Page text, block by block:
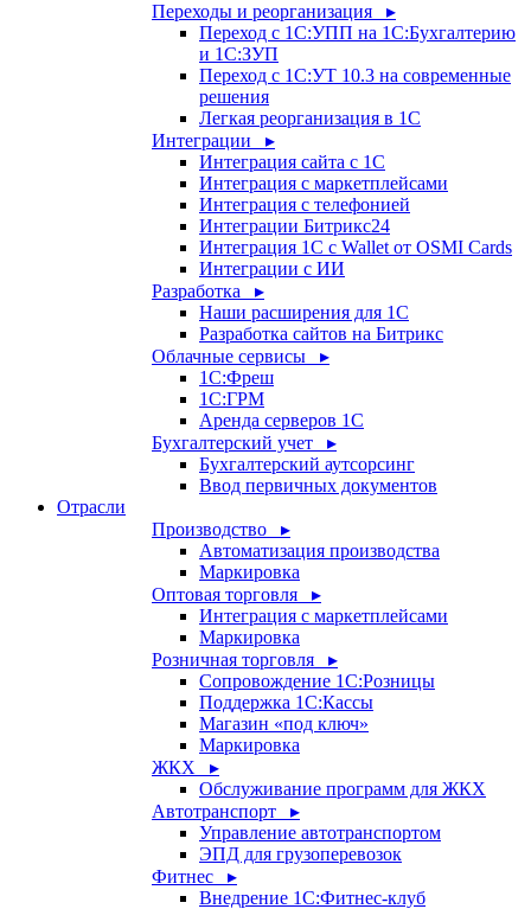
Переходы и реорганизация ▸
Переход с 1С:УПП на 1С:Бухгалтерию
и 1С:ЗУП
Переход с 1С:УТ 10.3 на современные
решения
Легкая реорганизация в 1С
Интеграции ▸
Интеграция сайта с 1С
Интеграция с маркетплейсами
Интеграция с телефонией
Интеграции Битрикс24
Интеграция 1С с Wallet от OSMI Cards
Интеграции с ИИ
Разработка ▸
Наши расширения для 1С
Разработка сайтов на Битрикс
Облачные сервисы ▸
1С:Фреш
1С:ГРМ
Аренда серверов 1С
Бухгалтерский учет ▸
Бухгалтерский аутсорсинг
Ввод первичных документов
Отрасли
Производство ▸
Автоматизация производства
Маркировка
Оптовая торговля ▸
Интеграция с маркетплейсами
Маркировка
Розничная торговля ▸
Сопровождение 1С:Розницы
Поддержка 1С:Кассы
Магазин «под ключ»
Маркировка
ЖКХ ▸
Обслуживание программ для ЖКХ
Автотранспорт ▸
Управление автотранспортом
ЭПД для грузоперевозок
Фитнес ▸
Внедрение 1С:Фитнес-клуб